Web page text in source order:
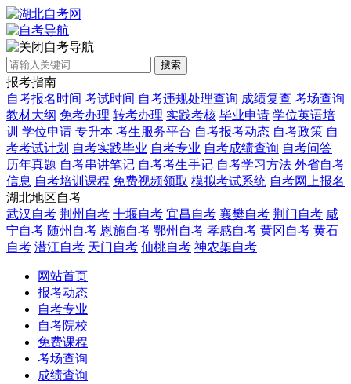
自考导航
搜索
报考指南
自考报名时间 考试时间 自考违规处理查询 成绩复查 考场查询
教材大纲 免考办理 转考办理 实践考核 毕业申请 学位英语培
训 学位申请 专升本 考生服务平台 自考报考动态 自考政策 自
考考试计划 自考实践毕业 自考专业 自考成绩查询 自考问答
历年真题 自考串讲笔记 自考考生手记 自考学习方法 外省自考
信息 自考培训课程 免费视频领取 模拟考试系统 自考网上报名
湖北地区自考
武汉自考 荆州自考 十堰自考 宜昌自考 襄樊自考 荆门自考 咸
宁自考 随州自考 恩施自考 鄂州自考 孝感自考 黄冈自考 黄石
自考 潜江自考 天门自考 仙桃自考 神农架自考
网站首页
报考动态
自考专业
自考院校
免费课程
考场查询
成绩查询